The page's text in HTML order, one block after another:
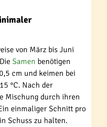
von März bis Juni
Samen benötigen
cm und keimen bei
°C. Nach der
Mischung durch ihren
einmaliger Schnitt pro
Schuss zu halten.